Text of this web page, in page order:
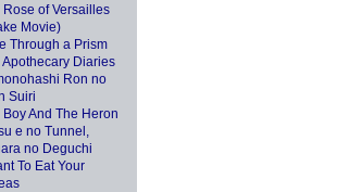
Rose of Versailles
Movie)
Through a Prism
Apothecary Diaries
Ron no
Suiri
Boy And The Heron
e no Tunnel,
no Deguchi
To Eat Your